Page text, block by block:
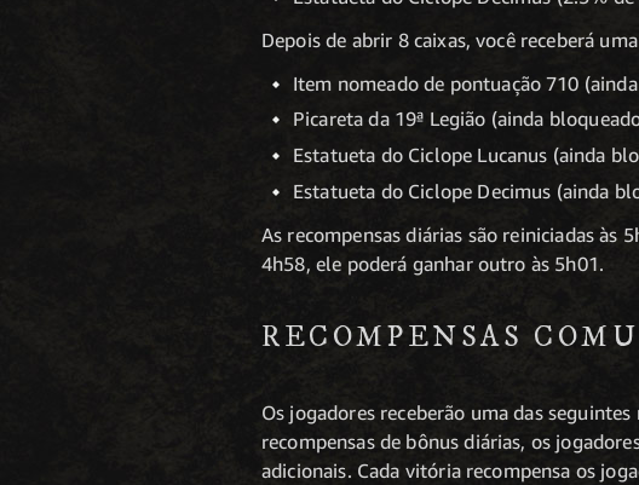
Depois de abrir 8 caixas, você receberá
Item nomeado de pontuação 710
Picareta da 19ª Legião (ainda
Estatueta do Ciclope Lucanus (ainda
Estatueta do Ciclope Decimus (ainda
As recompensas diárias são reiniciadas às
4h58, ele poderá ganhar outro às 5h01.
RECOMPENSAS
Os jogadores receberão uma das
recompensas de bônus diárias, os
adicionais. Cada vitória recompensa os